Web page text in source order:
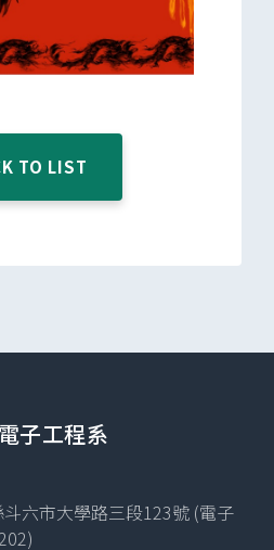
TO LIST
子工程系
六市大學路三段123號 (電子